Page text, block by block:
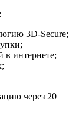
3D-Secure;
в интернете;
через 20